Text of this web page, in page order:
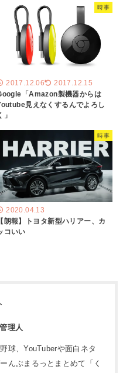
時事
2017.12.06 2017.12.15
「Amazon製機器からは
見えなくするんでよろし
」
時事
2020.04.13
【朗報】トヨタ新型ハリアー、カ
コいい
理人
球、YouTuberや面白ネタ
んぶまるっとまとめて「く